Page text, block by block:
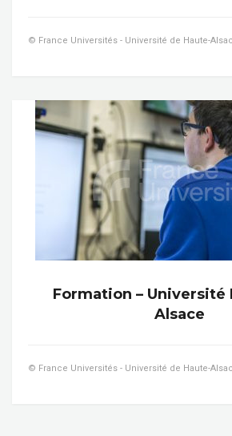
© France Universités - Université de Haute-
Formation – Université
Alsace
© France Universités - Université de Haute-